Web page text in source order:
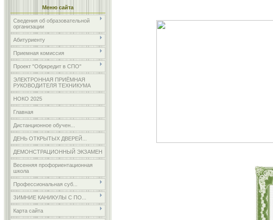
Меню сайта
Сведения об образовательной
организации
Абитуриенту
Приемная комиссия
Проект "Обркредит в СПО"
ЭЛЕКТРОННАЯ ПРИЁМНАЯ
РУКОВОДИТЕЛЯ ТЕХНИКУМА
НОКО 2025
Главная
Дистанционное обучен...
ДЕНЬ ОТКРЫТЫХ ДВЕРЕЙ...
ДЕМОНСТРАЦИОННЫЙ ЭКЗАМЕН
Весенняя профориентационная
школа
Профессиональная суб...
ЗИМНИЕ КАНИКУЛЫ С ПО...
Карта сайта